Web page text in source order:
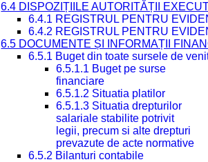
6.4 DISPOZIȚIILE AUTORITĂȚII
6.4.1 REGISTRUL PENTRU
6.4.2 REGISTRUL PENTRU
6.5 DOCUMENTE ȘI INFORMAȚII
6.5.1 Buget din toate sursele de
6.5.1.1 Buget pe surse
financiare
6.5.1.2 Situatia platilor
6.5.1.3 Situatia drepturilor
salariale stabilite potrivit
legii, precum si alte drepturi
prevazute de acte normative
6.5.2 Bilanturi contabile